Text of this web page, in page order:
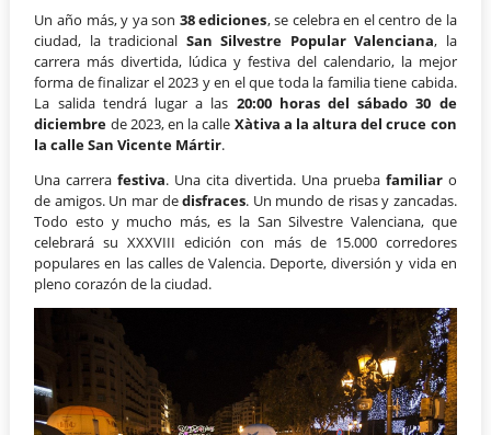
Un año más, y ya son 38 ediciones, se celebra en el centro de la
ciudad, la tradicional San Silvestre Popular Valenciana, la
carrera más divertida, lúdica y festiva del calendario, la mejor
forma de finalizar el 2023 y en el que toda la familia tiene cabida.
La salida tendrá lugar a las 20:00 horas del sábado 30 de
diciembre de 2023, en la calle Xàtiva a la altura del cruce con
la calle San Vicente Mártir.
Una carrerafestiva. Una cita divertida. Una prueba familiaro
de amigos. Un mar dedisfraces. Un mundo de risas y zancadas.
Todo esto y mucho más, es la San Silvestre Valenciana, que
celebrará su XXXVIII edición con más de 15.000 corredores
populares en las calles de Valencia. Deporte, diversión y vida en
pleno corazón de la ciudad.